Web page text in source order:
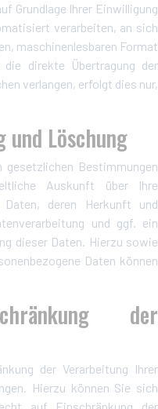
Grundlage Ihrer Einwilligung
verarbeiten, an sich
maschinenlesbaren Format
direkte Übertragung der
verlangen, erfolgt dies nur,
Löschung
gesetzlichen Bestimmungen
Auskunft über Ihre
Daten, deren Herkunft und
und ggf. ein
dieser Daten. Hierzu sowie
Daten können
der
der Verarbeitung Ihrer
Hierzu können Sie sich